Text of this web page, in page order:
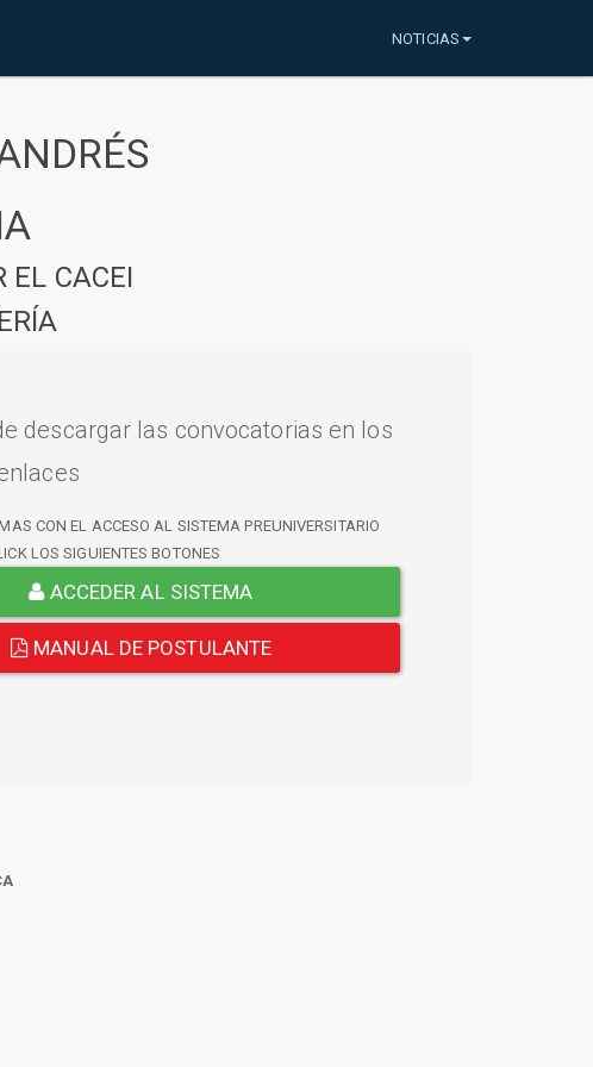
NOTICIAS
EL CACEI
descargar las convocatorias en los
CON EL ACCESO AL SISTEMA PREUNIVERSITARIO
LOS SIGUIENTES BOTONES
ACCEDER AL SISTEMA
MANUAL DE POSTULANTE